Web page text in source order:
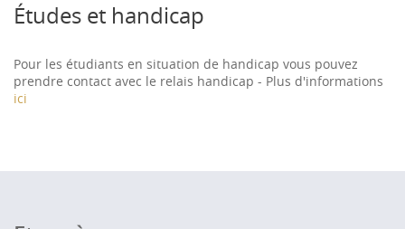
Études et handicap
Pour les étudiants en situation de handicap vous pouvez
prendre contact avec le relais handicap - Plus d'informations
ici